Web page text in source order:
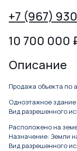
+7 (967)
10 700 000
Описание
Продажа объекта по
Одноэтажное
Вид разрешенного
Расположено на
Назначение: Земли
Вид разрешенного